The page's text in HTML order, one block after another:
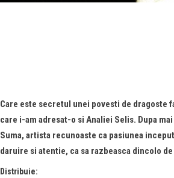
Care este secretul unei povesti de dragoste
care i-am adresat-o si Analiei Selis. Dupa
Suma, artista recunoaste ca pasiunea
daruire si atentie, ca sa razbeasca dincolo
Distribuie: